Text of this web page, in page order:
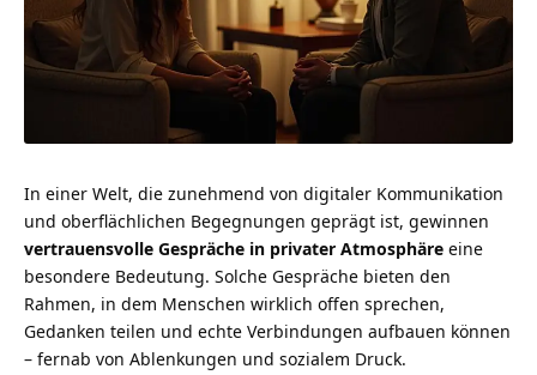
In einer Welt, die zunehmend von digitaler Kommunikation
und oberflächlichen Begegnungen geprägt ist, gewinnen
vertrauensvolle Gespräche in privater Atmosphäre eine
besondere Bedeutung. Solche Gespräche bieten den
Rahmen, in dem Menschen wirklich offen sprechen,
Gedanken teilen und echte Verbindungen aufbauen können
– fernab von Ablenkungen und sozialem Druck.